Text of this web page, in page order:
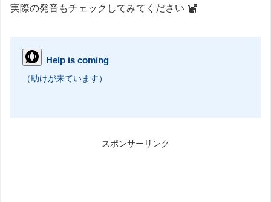
実際の発音もチェックしてみてください
Help is coming
（助けが来ています）
スポンサーリンク